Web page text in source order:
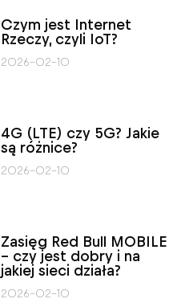
Czym jest Internet
Rzeczy, czyli IoT?
2026-02-10
4G (LTE) czy 5G? Jakie
są różnice?
2026-02-10
Zasięg Red Bull MOBILE
– czy jest dobry i na
jakiej sieci działa?
2026-02-10